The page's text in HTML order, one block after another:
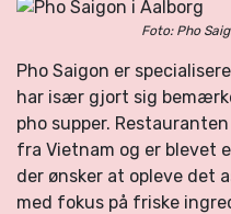
Foto: Pho
Pho Saigon er
har især gjort sig
pho supper.
fra Vietnam og er
der ønsker at opleve det
med fokus på friske